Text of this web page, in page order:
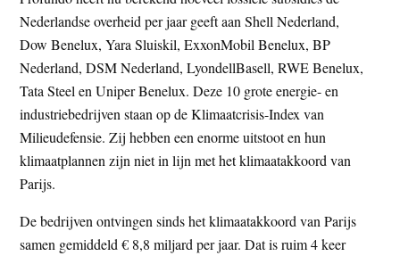
Nederlandse overheid per jaar geeft aan Shell Nederland,
Dow Benelux, Yara Sluiskil, ExxonMobil Benelux, BP
Nederland, DSM Nederland, LyondellBasell, RWE Benelux,
Tata Steel en Uniper Benelux. Deze 10 grote energie- en
industriebedrijven staan op de Klimaatcrisis-Index van
Milieudefensie. Zij hebben een enorme uitstoot en hun
klimaatplannen zijn niet in lijn met het klimaatakkoord van
Parijs.
De bedrijven ontvingen sinds het klimaatakkoord van Parijs
samen gemiddeld € 8,8 miljard per jaar. Dat is ruim 4 keer